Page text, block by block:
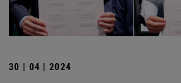
30 | 04 | 2024